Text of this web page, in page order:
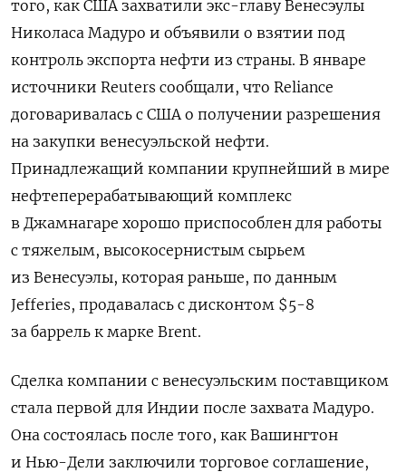
того, как США захватили экс-главу Венесэулы
Николаса Мадуро и объявили о взятии под
контроль экспорта нефти из страны. В январе
источники Reuters сообщали, что Reliance
договаривалась с США о получении разрешения
на закупки венесуэльской нефти.
Принадлежащий компании крупнейший в мире
нефтеперерабатывающий комплекс
в Джамнагаре хорошо приспособлен для работы
с тяжелым, высокосернистым сырьем
из Венесуэлы, которая раньше, по данным
Jefferies, продавалась с дисконтом $5-8
за баррель к марке Brent.
Сделка компании с венесуэльским поставщиком
стала первой для Индии после захвата Мадуро.
Она состоялась после того, как Вашингтон
и Нью-Дели заключили торговое соглашение,